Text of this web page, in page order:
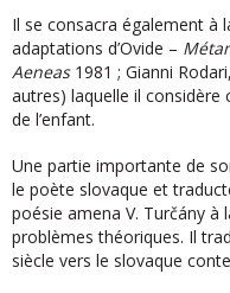
Il se consacra également à
adaptations d’Ovide –
Aeneas1981 ; Gianni
autres) laquelle il considère
de l’enfant.
Une partie importante de
le poète slovaque et
poésie amena V. Turčány
problèmes théoriques. Il
siècle vers le slovaque